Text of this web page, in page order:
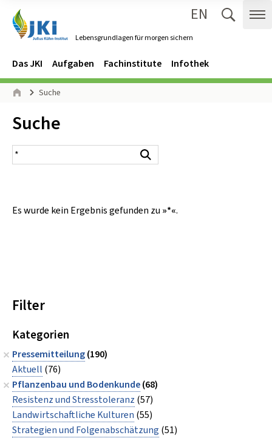
Lebensgrundlagen für morgen sichern
EN
Navigation
Hauptmenü
Das JKI Aufgaben Fachinstitute Infothek
Seitenpfad
Suche
Inhalt:
Suche
Suchergebnis
Es wurde kein Ergebnis gefunden zu »*«.
Filter
Kategorien
Pressemitteilung(190)
Aktuell (76)
Pflanzenbau und Bodenkunde(68)
Resistenz und Stresstoleranz (57)
Landwirtschaftliche Kulturen (55)
Strategien und Folgenabschätzung (51)